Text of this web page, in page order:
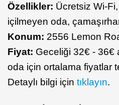
Özellikler: Ücretsiz Wi-
içilmeyen oda,
Konum: 2556 Lemon
Fiyat: Geceliği 32€ - 36€
oda için ortalama fiyatlar
Detaylı bilgi için tıklayın.